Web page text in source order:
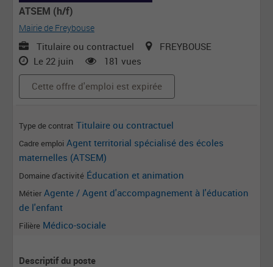
ATSEM (h/f)
Mairie de Freybouse
Titulaire ou contractuel
FREYBOUSE
Le 22 juin
181 vues
Cette offre d'emploi est expirée
Type de contrat Titulaire ou contractuel
Cadre emploi Agent territorial spécialisé des écoles
maternelles (ATSEM)
Domaine d'activité Éducation et animation
Métier Agente / Agent d'accompagnement à l'éducation
de l'enfant
Filière Médico-sociale
Descriptif du poste